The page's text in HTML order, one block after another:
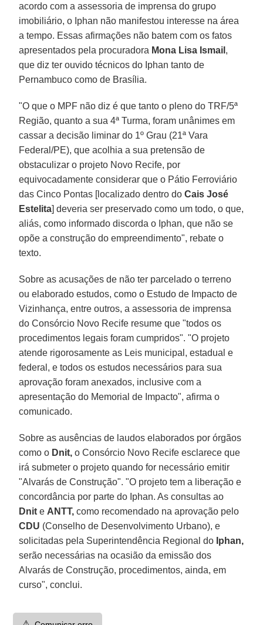
acordo com a assessoria de imprensa do grupo
imobiliário, o Iphan não manifestou interesse na área
a tempo. Essas afirmações não batem com os fatos
apresentados pela procuradora Mona Lisa Ismail ,
que diz ter ouvido técnicos do Iphan tanto de
Pernambuco como de Brasília.
"O que o MPF não diz é que tanto o pleno do TRF/5ª
Região, quanto a sua 4ª Turma, foram unânimes em
cassar a decisão liminar do 1º Grau (21ª Vara
Federal/PE), que acolhia a sua pretensão de
obstaculizar o projeto Novo Recife, por
equivocadamente considerar que o Pátio Ferroviário
das Cinco Pontas [localizado dentro doCais José
Estelita] deveria ser preservado como um todo, o que,
aliás, como informado discorda o Iphan, que não se
opõe a construção do empreendimento", rebate o
texto.
Sobre as acusações de não ter parcelado o terreno
ou elaborado estudos, como o Estudo de Impacto de
Vizinhança, entre outros, a assessoria de imprensa
do Consórcio Novo Recife resume que "todos os
procedimentos legais foram cumpridos". "O projeto
atende rigorosamente as Leis municipal, estadual e
federal, e todos os estudos necessários para sua
aprovação foram anexados, inclusive com a
apresentação do Memorial de Impacto", afirma o
comunicado.
Sobre as ausências de laudos elaborados por órgãos
como o Dnit, o Consórcio Novo Recife esclarece que
irá submeter o projeto quando for necessário emitir
"Alvarás de Construção". "O projeto tem a liberação e
concordância por parte do Iphan. As consultas ao
Dnit e ANTT, como recomendado na aprovação pelo
CDU (Conselho de Desenvolvimento Urbano), e
solicitadas pela Superintendência Regional do Iphan,
serão necessárias na ocasião da emissão dos
Alvarás de Construção, procedimentos, ainda, em
curso", conclui.
⚠️